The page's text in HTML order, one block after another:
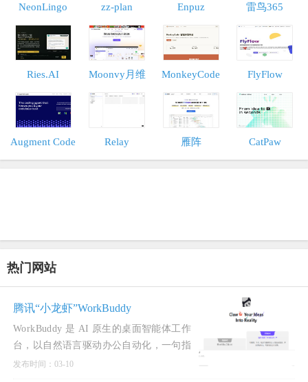
NeonLingo zz-plan Enpuz 雷鸟365
Ries.AI Moonvy月维 MonkeyCode FlyFlow
Augment Code Relay 雁阵 CatPaw
热门网站
腾讯“小龙虾”WorkBuddy
WorkBuddy 是 AI 原生的桌面智能体工作
台，以自然语言驱动办公自动化，一句指
令即可完成数据处理、内容创作与深度分
发布时间：03-10